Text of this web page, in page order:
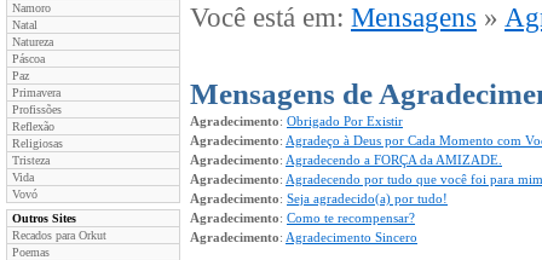
Namoro
Natal
Natureza
Páscoa
Paz
Primavera
Profissões
Reflexão
Religiosas
Tristeza
Vida
Vovó
Outros Sites
Recados para Orkut
Poemas
Você está em: Mensagens »
Mensagens de
Agradecimento: Obrigado Por Existir
Agradecimento: Agradeço à Deus por Cada Momento com
Agradecimento: Agradecendo a FORÇA da AMIZADE.
Agradecimento: Agradecendo por tudo que você foi para mim
Agradecimento: Seja agradecido(a) por tudo!
Agradecimento: Como te recompensar?
Agradecimento: Agradecimento Sincero